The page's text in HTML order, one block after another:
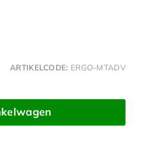
ARTIKELCODE: ERGO-MTADV